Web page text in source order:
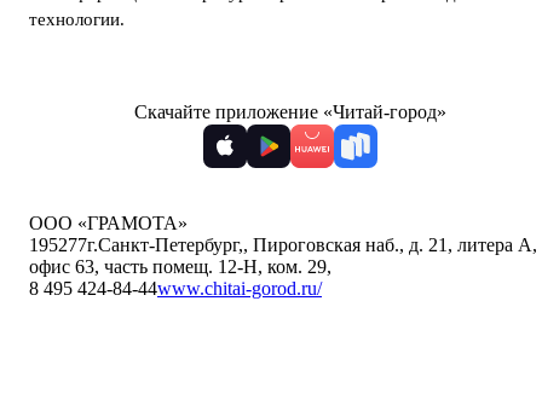
технологии.
Скачайте приложение «Читай-город»
ООО «ГРАМОТА»
195277г.Санкт-Петербург,, Пироговская наб., д. 21, литера А,
офис 63, часть помещ. 12-Н, ком. 29,
8 495 424-84-44www.chitai-gorod.ru/